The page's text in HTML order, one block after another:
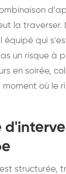
la traverser.
équipé qui
un risque à
en soirée,
où le
structurée,